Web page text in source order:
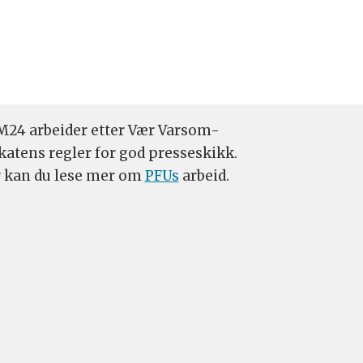
arbeider etter Vær Varsom-
regler for god presseskikk.
kan du lese mer omPFUs arbeid.